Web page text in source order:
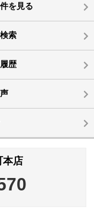
を見る
索
歴
本店